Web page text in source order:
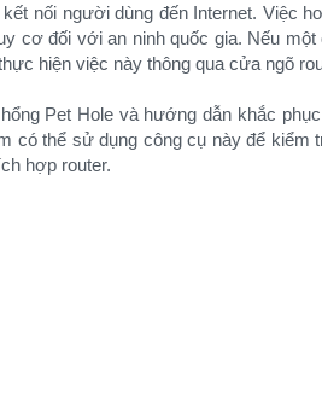
nối người dùng đến Internet. Việc
cơ đối với an ninh quốc gia. Nếu
hiện việc này thông qua cửa ngõ
Pet Hole và hướng dẫn khắc
có thể sử dụng công cụ này để kiểm
hợp router.